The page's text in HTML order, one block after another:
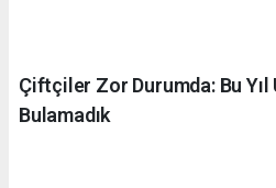
Çiftçiler Zor Durumda: Bu Yıl
Bulamadık